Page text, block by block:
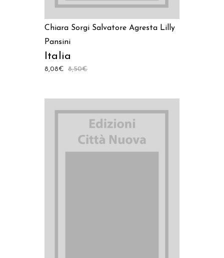
Chiara Sorgi Salvatore Agresta Lilly
Pansini
Italia
8,50€
8,08€